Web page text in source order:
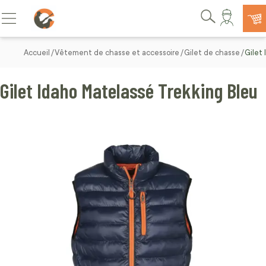
Allez au contenu
Basculer la navigation
Rechercher
Accueil Vêtement de chasse et accessoire Gilet de chasse Gilet
Gilet Idaho Matelassé Trekking Bleu